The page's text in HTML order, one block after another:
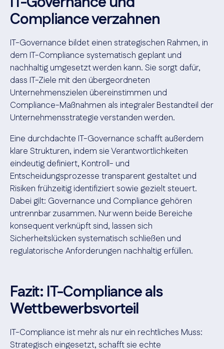
Compliance verzahnen
IT-Governance bildet einen strategischen Rahmen, in
dem IT-Compliance systematisch geplant und
nachhaltig umgesetzt werden kann. Sie sorgt dafür,
dass IT-Ziele mit den übergeordneten
Unternehmenszielen übereinstimmen und
Compliance-Maßnahmen als integraler Bestandteil der
Unternehmensstrategie verstanden werden.
Eine durchdachte IT-Governance schafft außerdem
klare Strukturen, indem sie Verantwortlichkeiten
eindeutig definiert, Kontroll- und
Entscheidungsprozesse transparent gestaltet und
Risiken frühzeitig identifiziert sowie gezielt steuert.
Dabei gilt: Governance und Compliance gehören
untrennbar zusammen. Nur wenn beide Bereiche
konsequent verknüpft sind, lassen sich
Sicherheitslücken systematisch schließen und
regulatorische Anforderungen nachhaltig erfüllen.
Fazit: IT-Compliance als
Wettbewerbsvorteil
IT-Compliance ist mehr als nur ein rechtliches Muss:
Strategisch eingesetzt, schafft sie echte